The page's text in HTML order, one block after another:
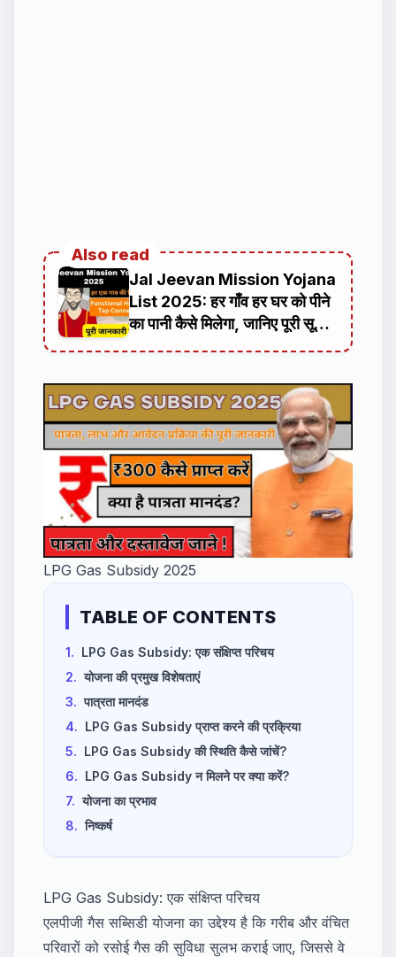
Also read
Jal Jeevan Mission Yojana
List 2025: हर गाँव हर घर को पीने
का पानी कैसे मिलेगा, जानिए पूरी सूची
और अपडेट
LPG Gas Subsidy 2025
TABLE OF CONTENTS
1. LPG Gas Subsidy: एक संक्षिप्त परिचय
2. योजना की प्रमुख विशेषताएं
3. पात्रता मानदंड
4. LPG Gas Subsidy प्राप्त करने की प्रक्रिया
5. LPG Gas Subsidy की स्थिति कैसे जांचें?
6. LPG Gas Subsidy न मिलने पर क्या करें?
7. योजना का प्रभाव
8. निष्कर्ष
LPG Gas Subsidy: एक संक्षिप्त परिचय
एलपीजी गैस सब्सिडी योजना का उद्देश्य है कि गरीब और वंचित
परिवारों को रसोई गैस की सुविधा सुलभ कराई जाए, जिससे वे